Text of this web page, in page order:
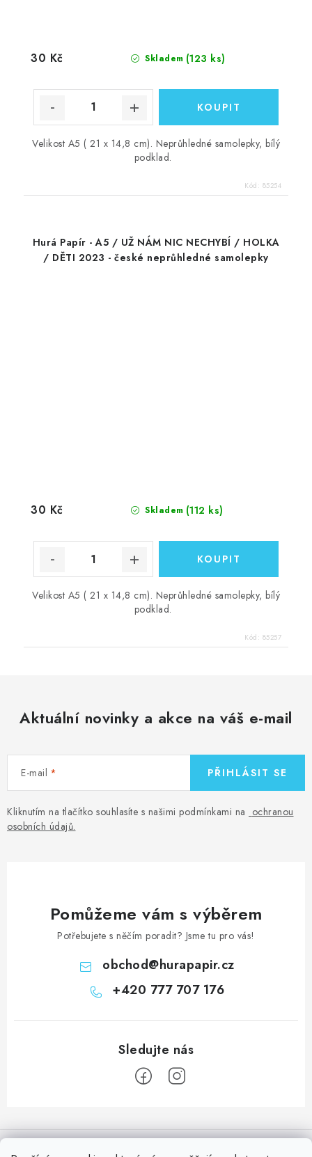
Skladem (123 ks)
30 Kč
Velikost A5 ( 21 x 14,8 cm). Neprůhledné samolepky, bílý
podklad.
Kód: 85254
Hurá Papír - A5 / UŽ NÁM NIC NECHYBÍ / HOLKA
/ DĚTI 2023 - české neprůhledné samolepky
Skladem (112 ks)
30 Kč
Velikost A5 ( 21 x 14,8 cm). Neprůhledné samolepky, bílý
podklad.
Kód: 85257
Aktuální novinky a akce na váš e-mail
E-mail
Kliknutím na tlačítko souhlasíte s našimi podmínkami na ochranou
osobních údajů.
PŘIHLÁSIT SE
Pomůžeme vám s výběrem
Potřebujete s něčím poradit? Jsme tu pro vás!
obchod@hurapapir.cz
+420 777 707 176
á